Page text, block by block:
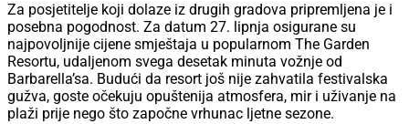
Za posjetitelje koji dolaze iz drugih gradova pripremljena je i
posebna pogodnost. Za datum 27. lipnja osigurane su
najpovoljnije cijene smještaja u popularnom The Garden
Resortu, udaljenom svega desetak minuta vožnje od
Barbarella’sa. Budući da resort još nije zahvatila festivalska
gužva, goste očekuju opuštenija atmosfera, mir i uživanje na
plaži prije nego što započne vrhunac ljetne sezone.